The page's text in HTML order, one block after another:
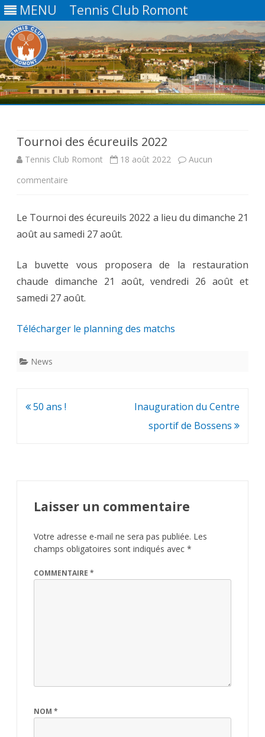
MENU Tennis Club Romont
Tournoi des écureuils 2022
Tennis Club Romont 18 août 2022
Aucun
commentaire
des
écureuils
2022
Le Tournoi des écureuils 2022 a lieu du dimanche 21
août au samedi 27 août.
La buvette vous proposera de la restauration
chaude dimanche 21 août, vendredi 26 août et
samedi 27 août.
Télécharger le planning des matchs
News
Navigation
50 ans !
Inauguration du Centre
sportif de Bossens
Laisser un commentaire
Votre adresse e-mail ne sera pas publiée. Les
champs obligatoires sont indiqués avec *
COMMENTAIRE *
NOM *